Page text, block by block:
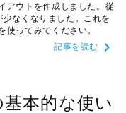
アウトを作成しました。従
なくなりました。これを
使ってみてください。
記事を読む
chevron_right
本的な使い